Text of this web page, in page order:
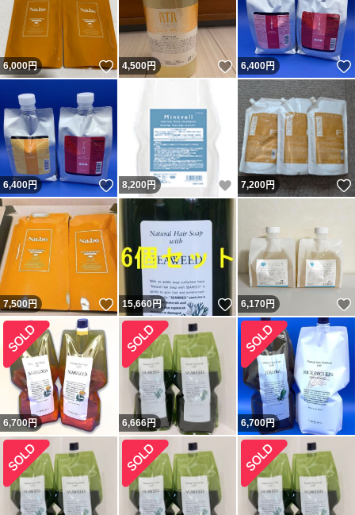
6,000円 いいね！
4,500円 いいね！
6,400円
6,400円 いいね！
8,200円 いいね！
7,200円
7,500円 いいね！
15,660円 いいね！
6,170円
6,700円 6,666円 6,700円